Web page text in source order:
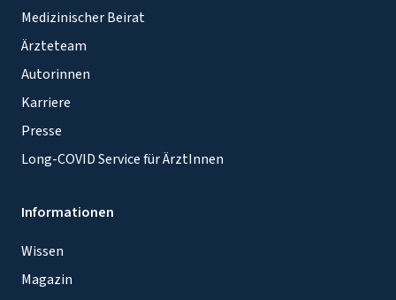
Medizinischer Beirat
Ärzteteam
Autorinnen
Karriere
Presse
Long-COVID Service für ÄrztInnen
Informationen
Wissen
Magazin